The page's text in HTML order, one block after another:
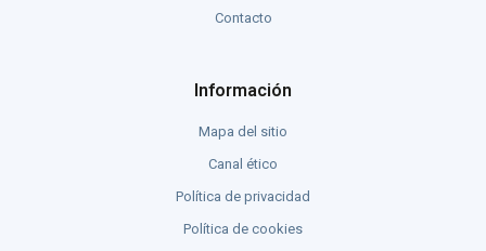
Contacto
Información
Mapa del sitio
Canal ético
Política de privacidad
Política de cookies